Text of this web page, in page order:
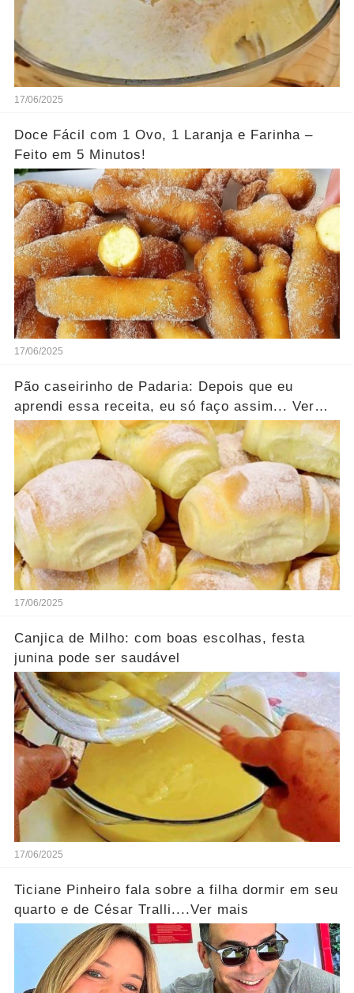
17/06/2025
Doce Fácil com 1 Ovo, 1 Laranja e Farinha –
Feito em 5 Minutos!
17/06/2025
Pão caseirinho de Padaria: Depois que eu
aprendi essa receita, eu só faço assim... Ver
mais
17/06/2025
Canjica de Milho: com boas escolhas, festa
junina pode ser saudável
17/06/2025
Ticiane Pinheiro fala sobre a filha dormir em seu
quarto e de César Tralli....Ver mais